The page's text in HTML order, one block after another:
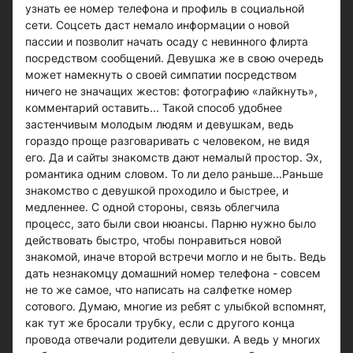
узнать ее номер телефона и профиль в социальной
сети. Соцсеть даст немало информации о новой
пассии и позволит начать осаду с невинного флирта
посредством сообщений. Девушка же в свою очередь
может намекнуть о своей симпатии посредством
ничего не значащих жестов: фотографию «лайкнуть»,
комментарий оставить... Такой способ удобнее
застенчивым молодым людям и девушкам, ведь
гораздо проще разговаривать с человеком, не видя
его. Да и сайты знакомств дают немалый простор. Эх,
романтика одним словом. То ли дело раньше...Раньше
знакомство с девушкой проходило и быстрее, и
медленнее. С одной стороны, связь облегчила
процесс, зато были свои нюансы. Парню нужно было
действовать быстро, чтобы понравиться новой
знакомой, иначе второй встречи могло и не быть. Ведь
дать незнакомцу домашний номер телефона - совсем
не то же самое, что написать на салфетке номер
сотового. Думаю, многие из ребят с улыбкой вспомнят,
как тут же бросали трубку, если с другого конца
провода отвечали родители девушки. А ведь у многих